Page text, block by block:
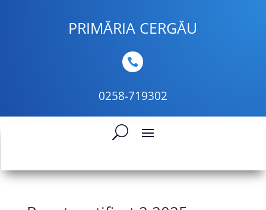
PRIMĂRIA CERGĂU

0258-719302